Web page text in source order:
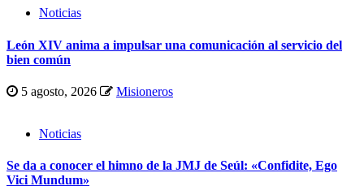
Noticias
León XIV anima a impulsar una comunicación al servicio del
bien común
5 agosto, 2026 Misioneros
Noticias
Se da a conocer el himno de la JMJ de Seúl: «Confidite, Ego
Vici Mundum»